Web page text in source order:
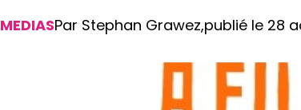
MEDIASPar Stephan Grawez,publié le 28